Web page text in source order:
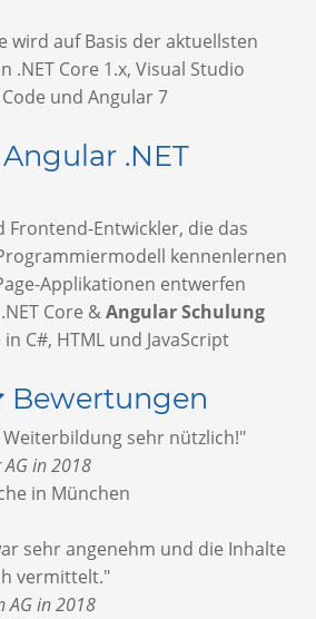
wird auf Basis der aktuellsten
.NET Core 1.x, Visual Studio
und Angular 7
.NET
Frontend-Entwickler, die das
kennenlernen
Applikationen entwerfen
Core &Angular Schulung
C#, HTML und JavaScript
Bewertungen
sehr nützlich!"
AG in 2018
in München
sehr angenehm und die Inhalte
vermittelt."
AG in 2018